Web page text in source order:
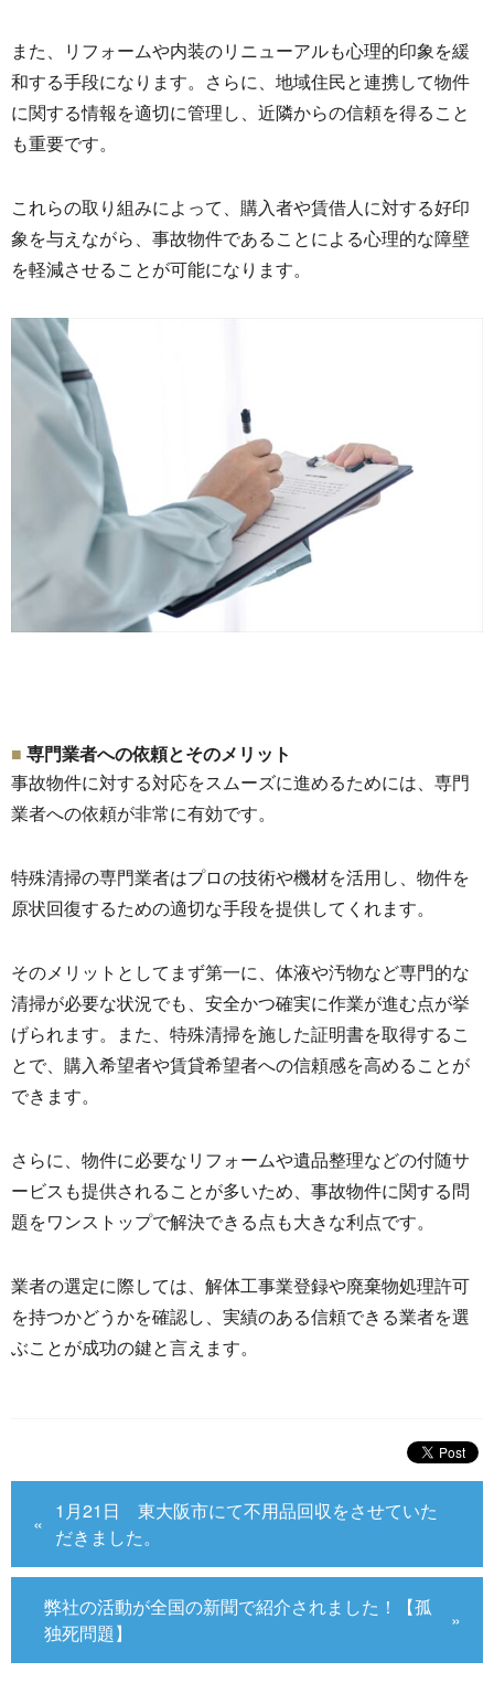
また、
リフォームや内装のリニューアルも心理的印象を緩
和する手段になります。さらに、 地域住民と連携して物件
に関する情報を適切に管理し、 近隣からの信頼を得ること
も重要です。
これらの取り組みによって、 購入者や賃借人に対する好印
象を与えながら、 事故物件であることによる心理的な障壁
を軽減させることが可能になります。
専門業者への依頼とそのメリット
事故物件に対する対応をスムーズに進めるためには、 専門
業者への依頼が非常に有効です。
特殊清掃の専門業者はプロの技術や機材を活用し、 物件を
原状回復するための適切な手段を提供してくれます。
そのメリットとしてまず第一に、 体液や汚物など専門的な
清掃が必要な状況でも、 安全かつ確実に作業が進む点が挙
げられます。また、 特殊清掃を施した証明書を取得するこ
とで、 購入希望者や賃貸希望者への信頼感を高めることが
できます。
さらに、 物件に必要なリフォームや遺品整理などの付随サ
ービスも提供されることが多いため、 事故物件に関する問
題をワンストップで解決できる点も大きな利点です。
業者の選定に際しては、 解体工事業登録や廃棄物処理許可
を持つかどうかを確認し、 実績のある信頼できる業者を選
ぶことが成功の鍵と言えます。
1月21日 東大阪市にて不用品回収をさせていた
だきました。
弊社の活動が全国の新聞で紹介されました！【孤
独死問題】